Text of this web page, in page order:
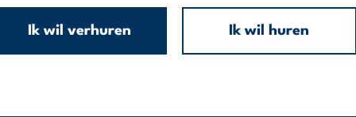
Ik wil verhuren Ik wil huren